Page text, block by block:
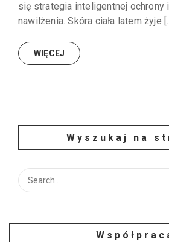
się strategia inteligentnej ochrony
nawilżenia. Skóra ciała latem żyje
WIĘCEJ
Wyszukaj na